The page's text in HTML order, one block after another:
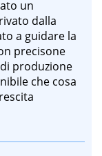
un
dalla
a guidare la
precisone
produzione
che cosa